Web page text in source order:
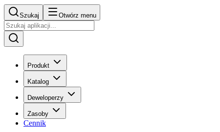
Szukaj Otwórz menu
Produkt
Katalog
Deweloperzy
Zasoby
Cennik